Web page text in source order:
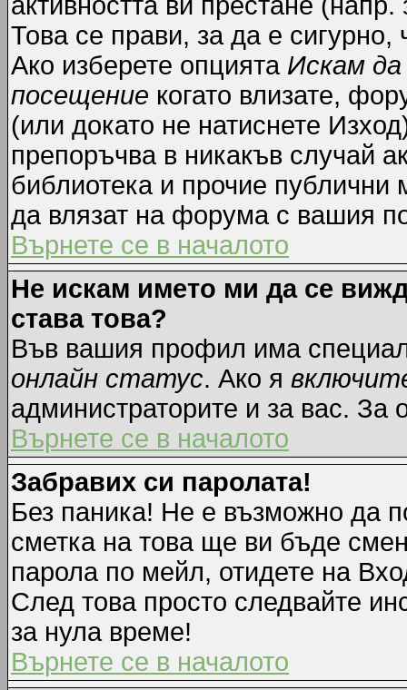
Това се прави, за да е
Ако изберете опцията Искам
посещение когато влизате,
(или докато не натиснете
препоръчва в никакъв случай
библиотека и прочие публични
да влязат на форума с вашия
Върнете се в началото
Не искам името ми да се
става това?
Във вашия профил има
онлайн статус. Ако я
администраторите и за вас. За
Върнете се в началото
Забравих си паролата!
Без паника! Не е възможно да
сметка на това ще ви бъде
парола по мейл, отидете на
След това просто следвайте
за нула време!
Върнете се в началото